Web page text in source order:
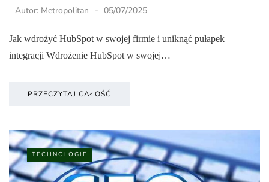
Autor: Metropolitan 05/07/2025
Jak wdrożyć HubSpot w swojej firmie i uniknąć pułapek
integracji Wdrożenie HubSpot w swojej…
PRZECZYTAJ CAŁOŚĆ
TECHNOLOGIE